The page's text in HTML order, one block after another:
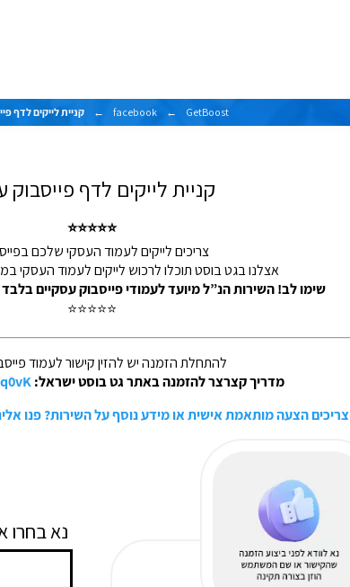
← GetBoost
← facebook קניית לייקים לדף
קניית לייקים לדף פייסבוק
⭐⭐⭐⭐⭐
צריכים לייקים לעמוד העסקי שלכם
אצלנו בגט בוסט תוכלו לרכוש לייקים לעמוד העסקי
שימו לב! השירות הנ”ל מיועד לעמודי פייסבוק עסקיים
⭐⭐⭐⭐⭐
להתחלת הזמנה יש להזין קישור לעמוד
מדריך קצרצר להזמנה באתר גט בוסט ישראל:
צריכים הצעה מותאמת אישית או מידע נוסף על השירות? פנו
:נא בחרו